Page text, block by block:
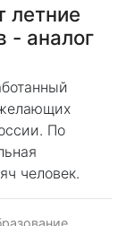
летние
- аналог
По
человек.